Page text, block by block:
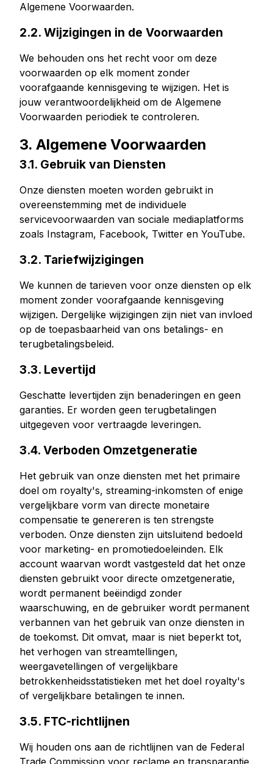
Twitter Diensten
Twitter X Impressies kopen
Kopen Twitter likes
Twitter-views kopen
Twitter X Video bekeken kopen
Youtube Diensten
Kopen Youtube commentaar houdt
Youtube weergaven kopen
Youtube live beelden kopen
Meer diensten
Audiomateriaal kopen
LinkedIn volgers kopen
Tiktok live beelden kopen
Twitch volgers kopen
Twitch Livestream bekeken kopen
Algemene Voorwaarden.
2.2. Wijzigingen in de Voorwaarden
We behouden ons het recht voor om deze
voorwaarden op elk moment zonder
voorafgaande kennisgeving te wijzigen. Het is
jouw verantwoordelijkheid om de Algemene
Voorwaarden periodiek te controleren.
3. Algemene Voorwaarden
3.1. Gebruik van Diensten
Onze diensten moeten worden gebruikt in
overeenstemming met de individuele
servicevoorwaarden van sociale mediaplatforms
zoals Instagram, Facebook, Twitter en YouTube.
3.2. Tariefwijzigingen
We kunnen de tarieven voor onze diensten op elk
moment zonder voorafgaande kennisgeving
wijzigen. Dergelijke wijzigingen zijn niet van invloed
op de toepasbaarheid van ons betalings- en
terugbetalingsbeleid.
3.3. Levertijd
Geschatte levertijden zijn benaderingen en geen
garanties. Er worden geen terugbetalingen
uitgegeven voor vertraagde leveringen.
3.4. Verboden Omzetgeneratie
Het gebruik van onze diensten met het primaire
doel om royalty's, streaming-inkomsten of enige
vergelijkbare vorm van directe monetaire
compensatie te genereren is ten strengste
verboden. Onze diensten zijn uitsluitend bedoeld
voor marketing- en promotiedoeleinden. Elk
account waarvan wordt vastgesteld dat het onze
diensten gebruikt voor directe omzetgeneratie,
wordt permanent beëindigd zonder
waarschuwing, en de gebruiker wordt permanent
verbannen van het gebruik van onze diensten in
de toekomst. Dit omvat, maar is niet beperkt tot,
het verhogen van streamtellingen,
weergavetellingen of vergelijkbare
betrokkenheidsstatistieken met het doel royalty's
of vergelijkbare betalingen te innen.
3.5. FTC-richtlijnen
Wij houden ons aan de richtlijnen van de Federal
Trade Commission voor reclame en transparantie.